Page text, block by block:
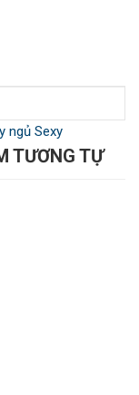
ngủ Sexy
TƯƠNG TỰ